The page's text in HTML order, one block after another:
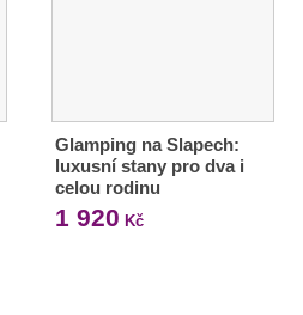
Glamping na Slapech:
luxusní stany pro dva i
celou rodinu
1 920 Kč